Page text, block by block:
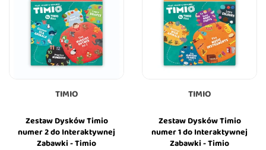
TIMIO
Zestaw Dysków Timio
numer 2 do Interaktywnej
Zabawki - Timio
TIMIO
Zestaw Dysków Timio
numer 1 do Interaktywnej
Zabawki - Timio